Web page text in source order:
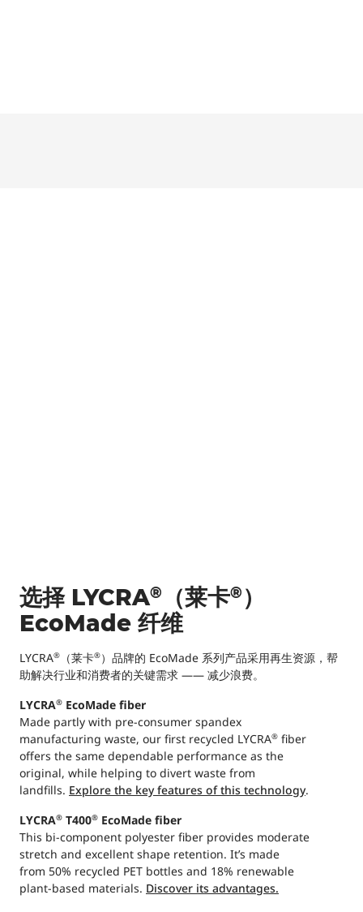
选择 LYCRA® （莱卡® ）
EcoMade 纤维
LYCRA® （莱卡®）品牌的 EcoMade 系列产品采用再生资源，帮
助解决行业和消费者的关键需求 —— 减少浪费。
LYCRA® EcoMade fiber
Made partly with pre-consumer spandex
manufacturing waste, our first recycled LYCRA® fiber
offers the same dependable performance as the
original, while helping to divert waste from
landfills. Explore the key features of this technology.
LYCRA® T400® EcoMade fiber
This bi-component polyester fiber provides moderate
stretch and excellent shape retention. It’s made
from 50% recycled PET bottles and 18% renewable
plant-based materials. Discover its advantages.